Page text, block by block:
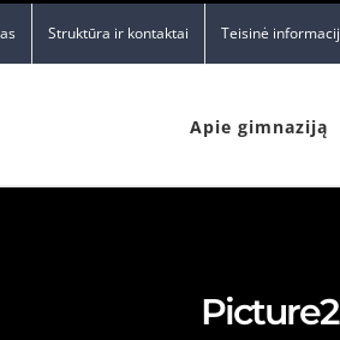
Struktūra ir kontaktai Teisinė
Apie gimnaziją
Picture2